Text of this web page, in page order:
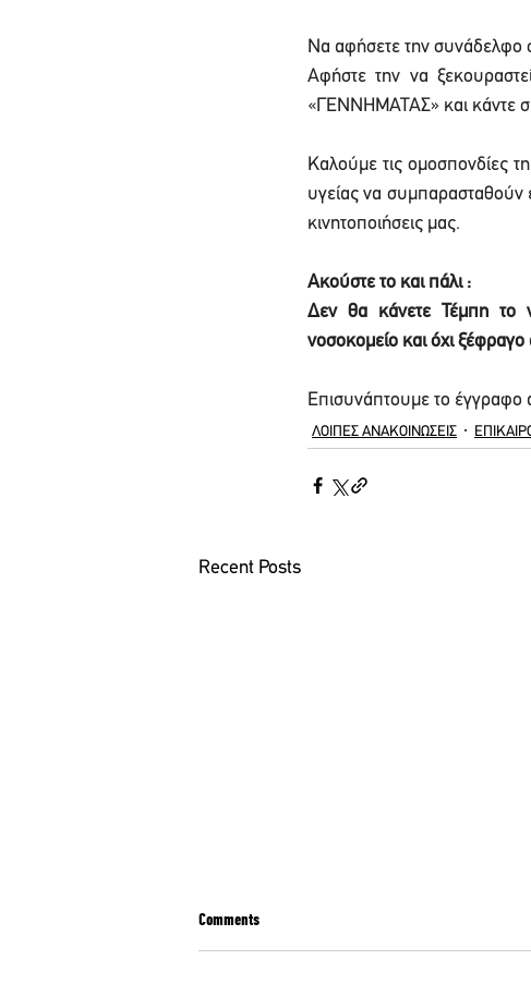
Να αφήσετε την συνάδελφο
Αφήστε την να
«ΓΕΝΝΗΜΑΤΑΣ» και κάντε
Καλούμε τις ομοσπονδίες
υγείας να συμπαρασταθούν
κινητοποιήσεις μας.
Ακούστε το και πάλι :
Δεν θα κάνετε Τέμπη το
νοσοκομείο και όχι ξέφραγο
Επισυνάπτουμε το έγγραφο
ΛΟΙΠΕΣ ΑΝΑΚΟΙΝΩΣΕΙΣ
Recent Posts
Comments